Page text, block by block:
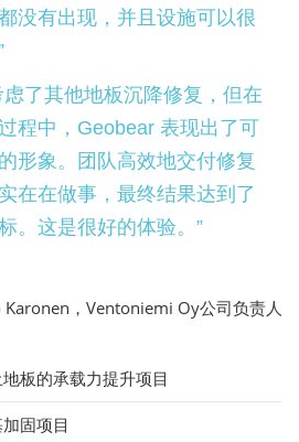
没有出现，并且设施可以很
虑了其他地板沉降修复，但在
程中，Geobear 表现出了可
形象。团队高效地交付修复
在在做事，最终结果达到了
。这是很好的体验。”
Karonen，Ventoniemi Oy公司负责人
板的承载力提升项目
固项目